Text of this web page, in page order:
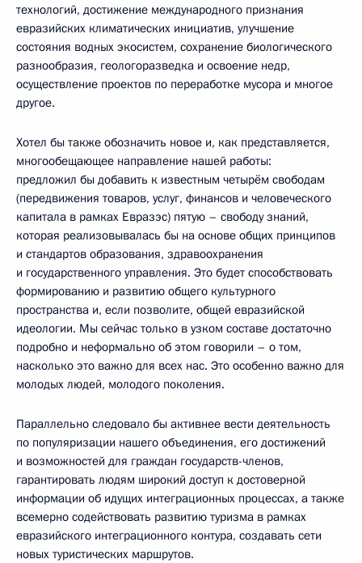
технологий, достижение международного признания
евразийских климатических инициатив, улучшение
состояния водных экосистем, сохранение биологического
разнообразия, геологоразведка и освоение недр,
осуществление проектов по переработке мусора и многое
другое.
Хотел бы также обозначить новое и, как представляется,
многообещающее направление нашей работы:
предложил бы добавить к известным четырём свободам
(передвижения товаров, услуг, финансов и человеческого
капитала в рамках Евразэс) пятую – свободу знаний,
которая реализовывалась бы на основе общих принципов
и стандартов образования, здравоохранения
и государственного управления. Это будет способствовать
формированию и развитию общего культурного
пространства и, если позволите, общей евразийской
идеологии. Мы сейчас только в узком составе достаточно
подробно и неформально об этом говорили – о том,
насколько это важно для всех нас. Это особенно важно для
молодых людей, молодого поколения.
Параллельно следовало бы активнее вести деятельность
по популяризации нашего объединения, его достижений
и возможностей для граждан государств-членов,
гарантировать людям широкий доступ к достоверной
информации об идущих интеграционных процессах, а также
всемерно содействовать развитию туризма в рамках
евразийского интеграционного контура, создавать сети
новых туристических маршрутов.